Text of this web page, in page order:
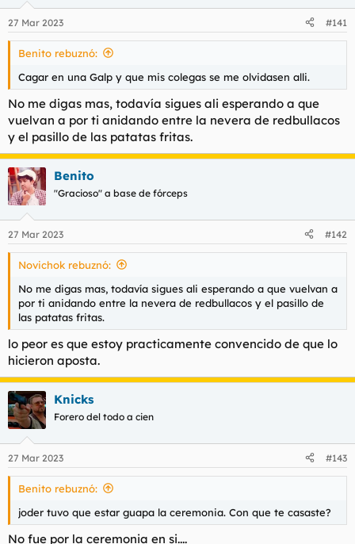
27 Mar 2023 #141
Benito rebuznó:
Cagar en una Galp y que mis colegas se me olvidasen alli.
No me digas mas, todavía sigues ali esperando a que
vuelvan a por ti anidando entre la nevera de redbullacos
y el pasillo de las patatas fritas.
Benito
"Gracioso" a base de fórceps
27 Mar 2023 #142
Novichok rebuznó:
No me digas mas, todavía sigues ali esperando a que vuelvan a
por ti anidando entre la nevera de redbullacos y el pasillo de
las patatas fritas.
lo peor es que estoy practicamente convencido de que lo
hicieron aposta.
Knicks
Forero del todo a cien
27 Mar 2023 #143
Benito rebuznó:
joder tuvo que estar guapa la ceremonia. Con que te casaste?
No fue por la ceremonia en si....